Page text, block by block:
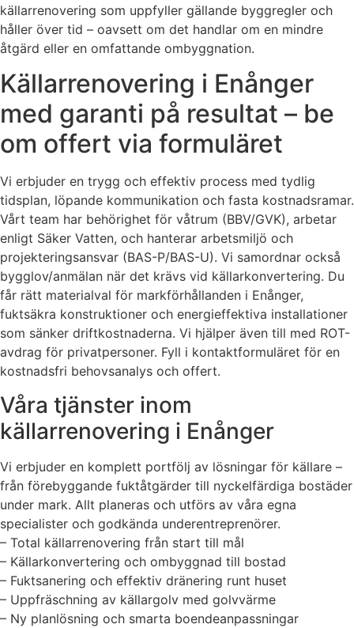
källarrenovering som uppfyller gällande byggregler och
håller över tid – oavsett om det handlar om en mindre
åtgärd eller en omfattande ombyggnation.
Källarrenovering i Enånger
med garanti på resultat – be
om offert via formuläret
Vi erbjuder en trygg och effektiv process med tydlig
tidsplan, löpande kommunikation och fasta kostnadsramar.
Vårt team har behörighet för våtrum (BBV/GVK), arbetar
enligt Säker Vatten, och hanterar arbetsmiljö och
projekteringsansvar (BAS-P/BAS-U). Vi samordnar också
bygglov/anmälan när det krävs vid källarkonvertering. Du
får rätt materialval för markförhållanden i Enånger,
fuktsäkra konstruktioner och energieffektiva installationer
som sänker driftkostnaderna. Vi hjälper även till med ROT-
avdrag för privatpersoner. Fyll i kontaktformuläret för en
kostnadsfri behovsanalys och offert.
Våra tjänster inom
källarrenovering i Enånger
Vi erbjuder en komplett portfölj av lösningar för källare –
från förebyggande fuktåtgärder till nyckelfärdiga bostäder
under mark. Allt planeras och utförs av våra egna
specialister och godkända underentreprenörer.
– Total källarrenovering från start till mål
– Källarkonvertering och ombyggnad till bostad
– Fuktsanering och effektiv dränering runt huset
– Uppfräschning av källargolv med golvvärme
– Ny planlösning och smarta boendeanpassningar